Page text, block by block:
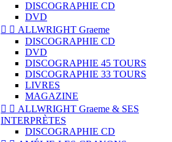
DISCOGRAPHIE CD
DVD
  ALLWRIGHT Graeme
DISCOGRAPHIE CD
DVD
DISCOGRAPHIE 45 TOURS
DISCOGRAPHIE 33 TOURS
LIVRES
MAGAZINE
  ALLWRIGHT Graeme & SES
INTERPRÈTES
DISCOGRAPHIE CD